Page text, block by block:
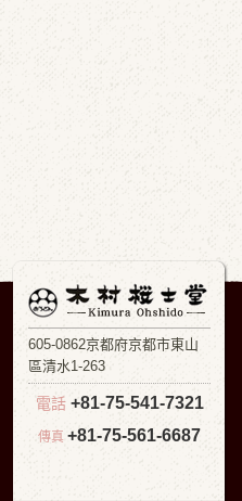
605-0862京都府京都市東山
區清水1-263
電話 +81-75-541-7321
傳真 +81-75-561-6687